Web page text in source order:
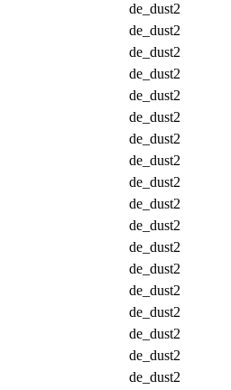
de_dust2
de_dust2
de_dust2
de_dust2
de_dust2
de_dust2
de_dust2
de_dust2
de_dust2
de_dust2
de_dust2
de_dust2
de_dust2
de_dust2
de_dust2
de_dust2
de_dust2
de_dust2